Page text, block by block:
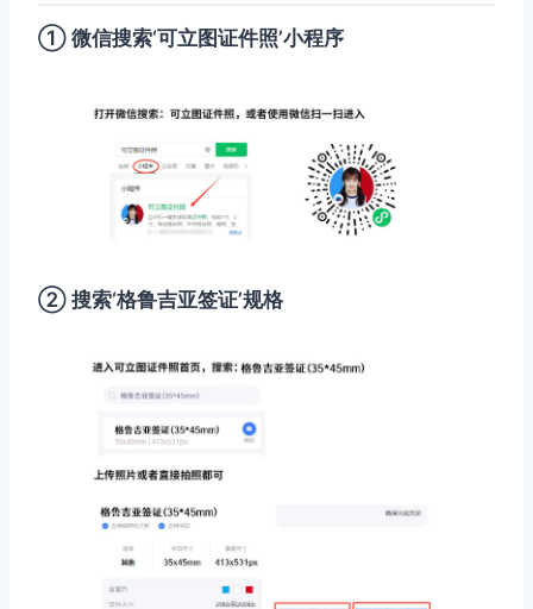
① 微信搜索‘可立图证件照’小程序
② 搜索‘格鲁吉亚签证’规格